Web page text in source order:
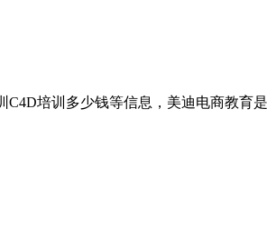
培训多少钱等信息，美迪电商教育